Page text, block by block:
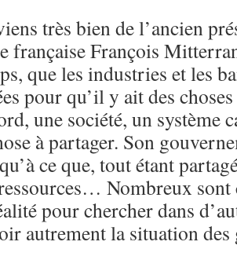
très bien de l’ancien
française François
que les industries et les
pour qu’il y ait des
une société, un système
à partager. Son
ce que, tout étant
Nombreux
pour chercher dans
autrement la situation des